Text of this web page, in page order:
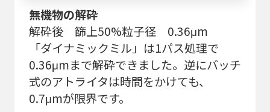
無機物の解砕
解砕後 篩上50%粒子径 0.36μm
「ダイナミックミル」は1パス処理で
0.36μmまで解砕できました。逆にバッチ
式のアトライタは時間をかけても、
0.7μmが限界です。